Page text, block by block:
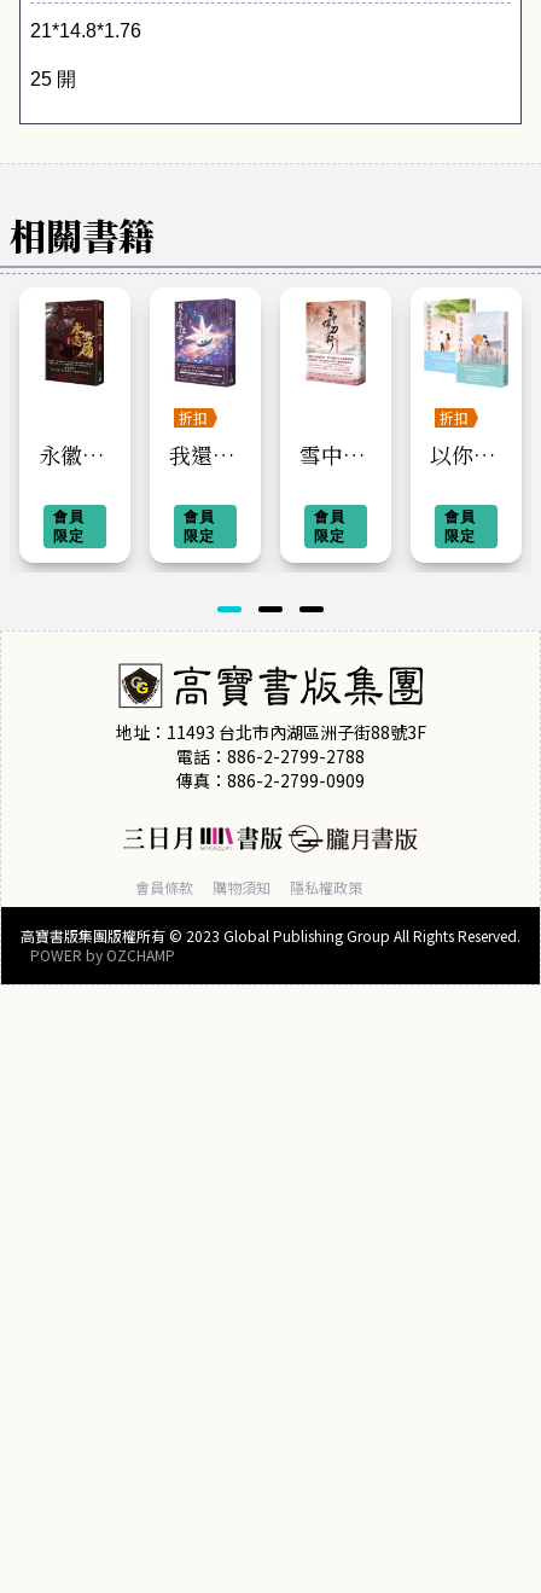
21*14.8*1.76
25 開
相關書籍
永徽迷
（上）
會員
限定
折扣
75
寶
說
系
全
圖
書
展
我還沒
03
會員
限定
雪中悍
二部：
（四）
新涼
會員
限定
折扣
7
寶
說
系
圖
以你為
時光
【上下
會員
限定
地址：11493 台北市內湖區洲子街88號3F
電話：886-2-2799-2788
傳真：886-2-2799-0909
會員條款 購物須知 隱私權政策
高寶書版集團版權所有 © 2023 Global Publishing Group All Rights Reserved.
POWER by OZCHAMP